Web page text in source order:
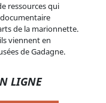
ressources qui
de la marionnette.
viennent en
de Gadagne.
LIGNE